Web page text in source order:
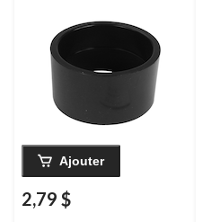
Ajouter
2,79 $